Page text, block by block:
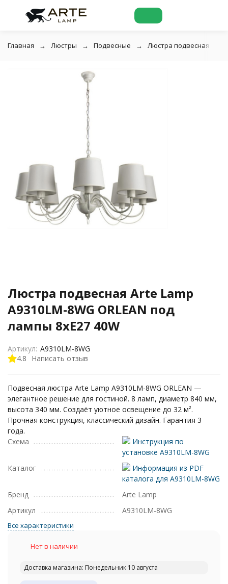
Главная Люстры Подвесные Люстра подвесная Arte
Люстра подвесная Arte Lamp
A9310LM-8WG ORLEAN под
лампы 8xE27 40W
4.8 Написать отзыв
Артикул: A9310LM-8WG
Подвесная люстра Arte Lamp A9310LM-8WG ORLEAN —
элегантное решение для гостиной. 8 ламп, диаметр 840 мм,
высота 340 мм. Создаёт уютное освещение до 32 м².
Прочная конструкция, классический дизайн. Гарантия 3
года.
Схема
Инструкция по
установке A9310LM-8WG
Каталог
Информация из PDF
каталога для A9310LM-8WG
Бренд
Arte Lamp
Артикул
A9310LM-8WG
Все характеристики
Нет в наличии
Доставка магазина: Понедельник 10 августа